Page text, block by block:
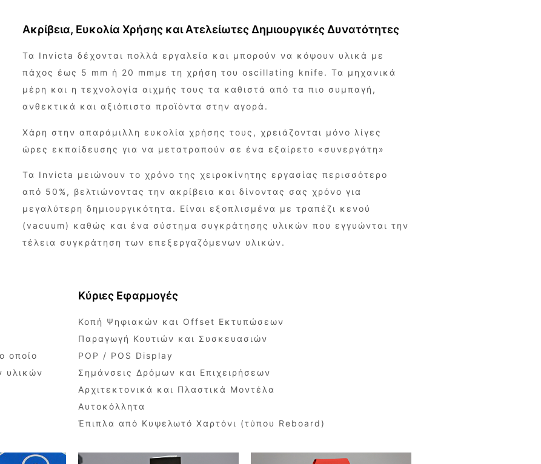
Ακρίβεια, Eυκολία Xρήσης και Aτελείωτες Δημιουργικές Δυνατότητες
Τα Invicta δέχονται πολλά εργαλεία και μπορούν να κόψουν υλικά με
πάχος έως 5 mm ή 20 mmμε τη χρήση του oscillating knife. Τα μηχανικά
μέρη και η τεχνολογία αιχμής τους τα καθιστά από τα πιο συμπαγή,
ανθεκτικά και αξιόπιστα προϊόντα στην αγορά.
Χάρη στην απαράμιλλη ευκολία χρήσης τους, χρειάζονται μόνο λίγες
ώρες εκπαίδευσης για να μετατραπούν σε ένα εξαίρετο «συνεργάτη»
Τα Invicta μειώνουν το χρόνο της χειροκίνητης εργασίας περισσότερο
από 50%, βελτιώνοντας την ακρίβεια και δίνοντας σας χρόνο για
μεγαλύτερη δημιουργικότητα. Είναι εξοπλισμένα με τραπέζι κενού
(vacuum) καθώς και ένα σύστημα συγκράτησης υλικών που εγγυώνται την
τέλεια συγκράτηση των επεξεργαζόμενων υλικών.
οποίο
υλικών
Κύριες Εφαρμογές
Κοπή Ψηφιακών και Offset Eκτυπώσεων
Παραγωγή Κουτιών και Συσκευασιών
POP / POS Display
Σημάνσεις Δρόμων και Επιχειρήσεων
Αρχιτεκτονικά και Πλαστικά Μοντέλα
Αυτοκόλλητα
Έπιπλα από Κυψελωτό Χαρτόνι (τύπου Reboard)